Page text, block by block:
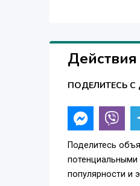
ПОДЕЛИТЕСЬ
Поделитесь
популярности и